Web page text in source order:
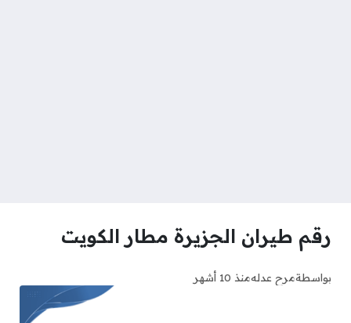
رقم طيران الجزيرة مطار الكويت
بواسطةمرح عدلهمنذ 10 أشهر